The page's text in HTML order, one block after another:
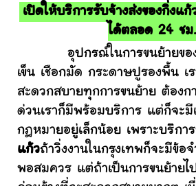
เปิดให้บริการรับจ้างส่งของกิ่งแ
ได้ตลอด 24 ชม.
อุปกรณ์ในการขนย้ายของเ
เข็น เชือกมัด กระดาษปูรองพื้น เ
สะดวกสบายทุกการขนย้าย ต้องก
ด่วนเราก็มีพร้อมบริการ แต่ก็จะมี
กฎหมายอยู่เล็กน้อย เพราะบริการ
แก้วถ้าวิ่งงานในกรุงเทพก็จะมีข้อจ
พอสมควร แต่ถ้าเป็นการขนย้ายไ